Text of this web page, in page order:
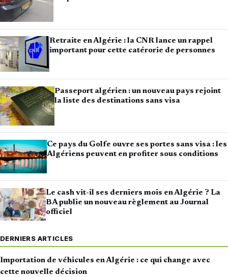
Retraite en Algérie : la CNR lance un rappel
important pour cette catérorie de personnes
Passeport algérien : un nouveau pays rejoint
la liste des destinations sans visa
Ce pays du Golfe ouvre ses portes sans visa : les
Algériens peuvent en profiter sous conditions
Le cash vit-il ses derniers mois en Algérie ? La
BA publie un nouveau règlement au Journal
officiel
DERNIERS ARTICLES
Importation de véhicules en Algérie : ce qui change avec
cette nouvelle décision